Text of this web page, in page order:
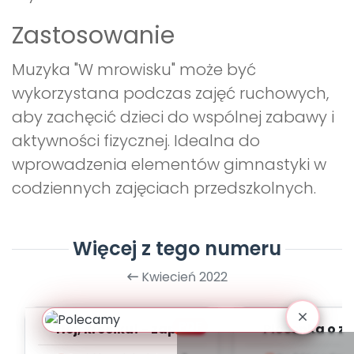
Zastosowanie
Muzyka "W mrowisku" może być
wykorzystana podczas zajęć ruchowych,
aby zachęcić dzieci do wspólnej zabawy i
aktywności fizycznej. Idealna do
wprowadzenia elementów gimnastyki w
codziennych zajęciach przedszkolnych.
Więcej z tego numeru
Kwiecień 2022
Hej, kreciku! - zapis
melodii i tekst
Piosenka o
zapis